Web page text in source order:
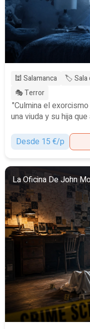
🕍 Salamanca 🏷️ Sala
🎭 Terror
"Culmina el
una viuda y su hija
Desde 15 €/p
La Oficina De John